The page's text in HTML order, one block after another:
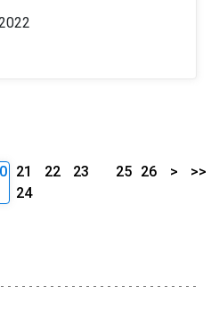
21 22
23
24
25 26 > >>